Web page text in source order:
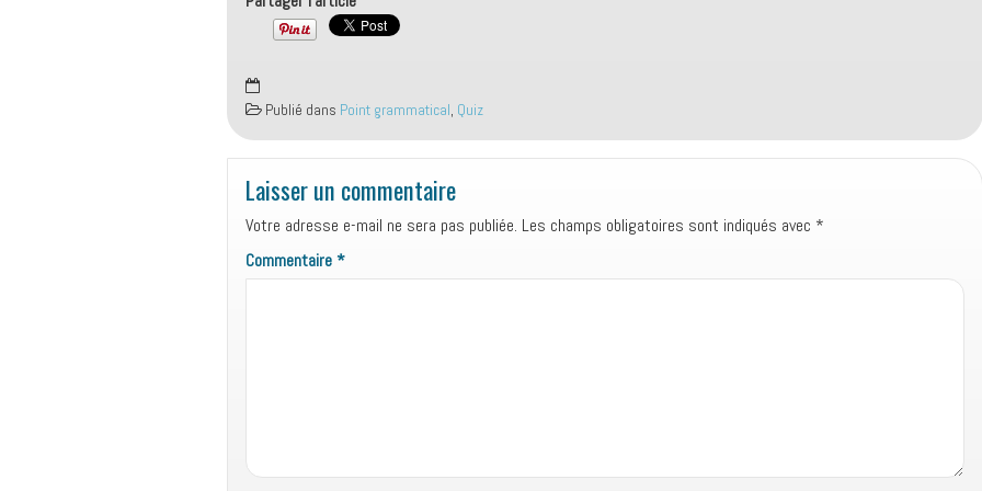
Publié dans Point grammatical, Quiz
Laisser un commentaire
Votre adresse e-mail ne sera pas publiée. Les champs obligatoires sont indiqués avec *
Commentaire*